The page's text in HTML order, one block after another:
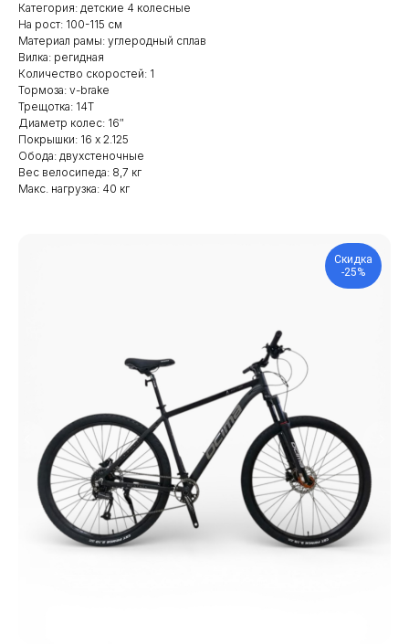
Категория: детские 4 колесные
На рост: 100-115 см
Материал рамы: углеродный сплав
Вилка: регидная
Количество скоростей: 1
Тормоза: v-brake
Трещотка: 14T
Диаметр колес: 16″
Покрышки: 16 х 2.125
Обода: двухстеночные
Вес велосипеда: 8,7 кг
Макс. нагрузка: 40 кг
Скидка
-25%